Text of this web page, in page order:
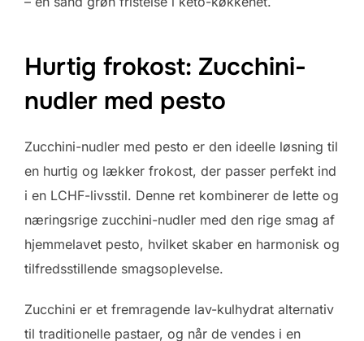
Hurtig frokost: Zucchini-
nudler med pesto
Zucchini-nudler med pesto er den ideelle løsning til
en hurtig og lækker frokost, der passer perfekt ind
i en LCHF-livsstil. Denne ret kombinerer de lette og
næringsrige zucchini-nudler med den rige smag af
hjemmelavet pesto, hvilket skaber en harmonisk og
tilfredsstillende smagsoplevelse.
Zucchini er et fremragende lav-kulhydrat alternativ
til traditionelle pastaer, og når de vendes i en